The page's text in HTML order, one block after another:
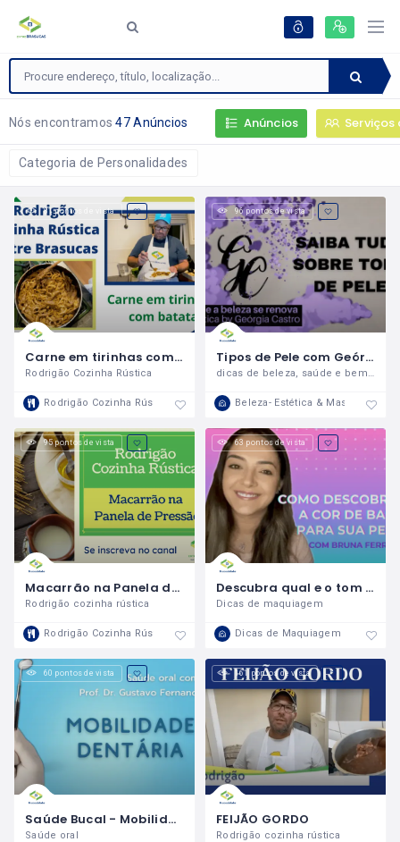
Nós encontramos47 Anúncios Anúncios Serviços
Categoria de Personalidades
81 pontos de vista
Carne em tirinhas com batata, uma delícia e fácil de fazer - Rodrigão Cozinha Rústica
Rodrigão Cozinha Rústica
Rodrigão Cozinha Rústica
96 pontos de vista
Tipos de Pele com Geórgia Castro
Beleza- Estética & Massagem
95 pontos de vista
Macarrão na Panela de Pressão
Rodrigão cozinha rústica
Rodrigão Cozinha Rústica
63 pontos de vista
Descubra qual e o tom perfeito da sua base!
Dicas de maquiagem
Dicas de Maquiagem
60 pontos de vista
Saúde Bucal - Mobilidade Dentária - Dr. Gustavo Fernandes
Saúde oral
161 pontos de vista
FEIJÃO GORDO
Rodrigão cozinha rústica